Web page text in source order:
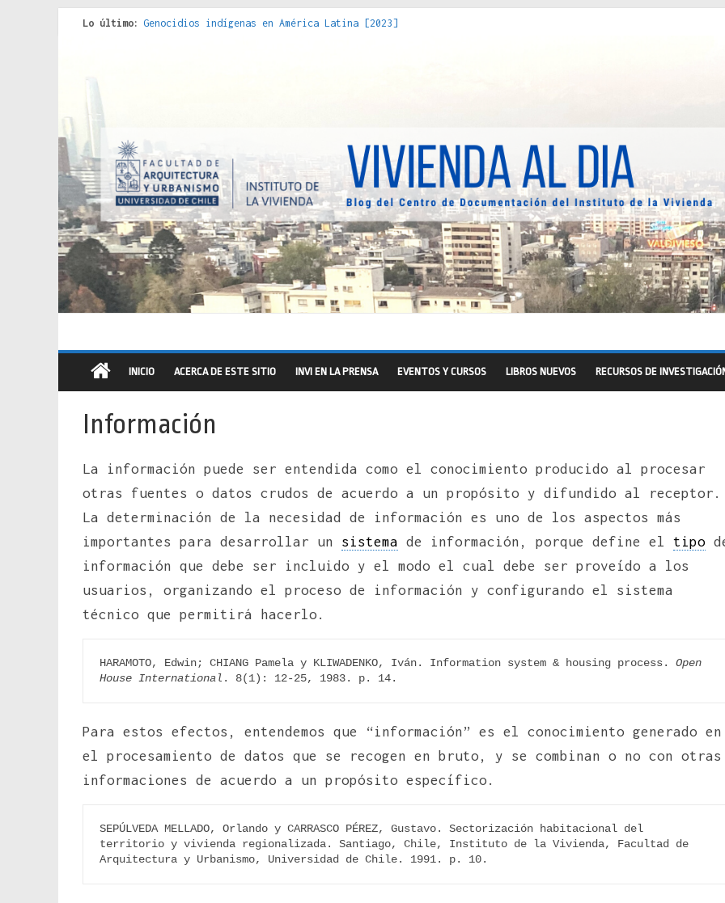
Lo último: Genocidios indígenas en América Latina [2023]
INICIO ACERCA DE ESTE SITIO INVI EN LA PRENSA EVENTOS Y CURSOS LIBROS NUEVOS RECURSOS DE
Información
La información puede ser entendida como el conocimiento producido al procesar
otras fuentes o datos crudos de acuerdo a un propósito y difundido al receptor.
La determinación de la necesidad de información es uno de los aspectos más
importantes para desarrollar un sistema de información, porque define el tipo
información que debe ser incluido y el modo el cual debe ser proveído a los
usuarios, organizando el proceso de información y configurando el sistema
técnico que permitirá hacerlo.
HARAMOTO, Edwin; CHIANG Pamela y KLIWADENKO, Iván. Information system & housing process. Open
House International . 8(1): 12-25, 1983. p. 14.
Para estos efectos, entendemos que “información” es el conocimiento generado en
el procesamiento de datos que se recogen en bruto, y se combinan o no con otras
informaciones de acuerdo a un propósito específico.
SEPÚLVEDA MELLADO, Orlando y CARRASCO PÉREZ, Gustavo. Sectorización habitacional del
territorio y vivienda regionalizada. Santiago, Chile, Instituto de la Vivienda, Facultad de
Arquitectura y Urbanismo, Universidad de Chile. 1991. p. 10.